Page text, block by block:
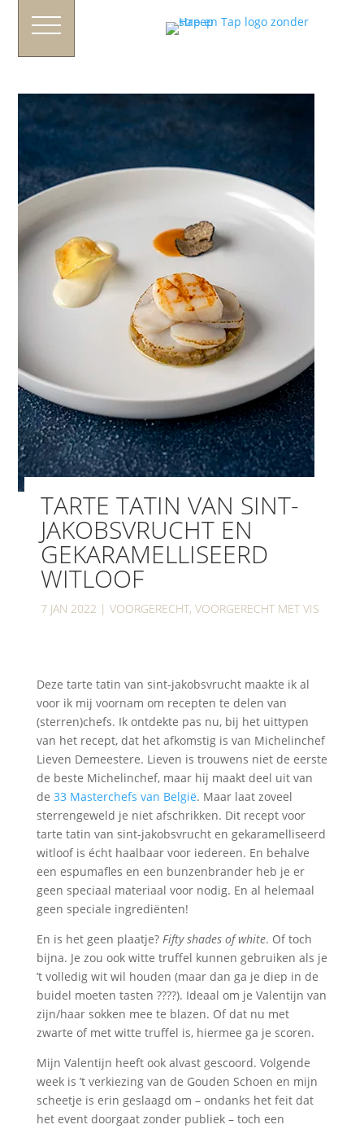
TARTE TATIN VAN SINT-
JAKOBSVRUCHT EN
GEKARAMELLISEERD
WITLOOF
7 JAN 2022 |VOORGERECHT,VOORGERECHT MET VIS
Deze tarte tatin van sint-jakobsvrucht maakte ik al
voor ik mij voornam om recepten te delen van
(sterren)chefs. Ik ontdekte pas nu, bij het uittypen
van het recept, dat het afkomstig is van Michelinchef
Lieven Demeestere. Lieven is trouwens niet de eerste
de beste Michelinchef, maar hij maakt deel uit van
de 33 Masterchefs van België. Maar laat zoveel
sterrengeweld je niet afschrikken. Dit recept voor
tarte tatin van sint-jakobsvrucht en gekaramelliseerd
witloof is écht haalbaar voor iedereen. En behalve
een espumafles en een bunzenbrander heb je er
geen speciaal materiaal voor nodig. En al helemaal
geen speciale ingrediënten!
En is het geen plaatje? Fifty shades of white. Of toch
bijna. Je zou ook witte truffel kunnen gebruiken als je
’t volledig wit wil houden (maar dan ga je diep in de
buidel moeten tasten ????). Ideaal om je Valentijn van
zijn/haar sokken mee te blazen. Of dat nu met
zwarte of met witte truffel is, hiermee ga je scoren.
Mijn Valentijn heeft ook alvast gescoord. Volgende
week is ’t verkiezing van de Gouden Schoen en mijn
scheetje is erin geslaagd om – ondanks het feit dat
het event doorgaat zonder publiek – toch een